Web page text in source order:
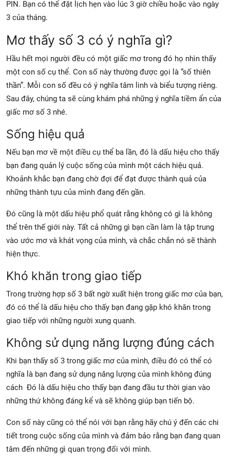
PIN. Bạn có thể đặt lịch hẹn vào lúc 3 giờ chiều hoặc vào ngày
3 của tháng.
Mơ thấy số 3 có ý nghĩa gì?
Hầu hết mọi người đều có một giấc mơ trong đó họ nhìn thấy
một con số cụ thể. Con số này thường được gọi là “số thiên
thần”. Mỗi con số đều có ý nghĩa tâm linh và biểu tượng riêng.
Sau đây, chúng ta sẽ cùng khám phá những ý nghĩa tiềm ẩn của
giấc mơ số 3 nhé.
Sống hiệu quả
Nếu bạn mơ về một điều cụ thể ba lần, đó là dấu hiệu cho thấy
bạn đang quản lý cuộc sống của mình một cách hiệu quả.
Khoảnh khắc bạn đang chờ đợi để đạt được thành quả của
những thành tựu của mình đang đến gần.
Đó cũng là một dấu hiệu phổ quát rằng không có gì là không
thể trên thế giới này. Tất cả những gì bạn cần làm là tập trung
vào ước mơ và khát vọng của mình, và chắc chắn nó sẽ thành
hiện thực.
Khó khăn trong giao tiếp
Trong trường hợp số 3 bất ngờ xuất hiện trong giấc mơ của bạn,
đó có thể là dấu hiệu cho thấy bạn đang gặp khó khăn trong
giao tiếp với những người xung quanh.
Không sử dụng năng lượng đúng cách
Khi bạn thấy số 3 trong giấc mơ của mình, điều đó có thể có
nghĩa là bạn đang sử dụng năng lượng của mình không đúng
cách Đó là dấu hiệu cho thấy bạn đang đầu tư thời gian vào
những thứ không đáng kể và sẽ không giúp bạn tiến bộ.
Con số này cũng có thể nói với bạn rằng hãy chú ý đến các chi
tiết trong cuộc sống của mình và đảm bảo rằng bạn đang quan
tâm đến những gì quan trọng đối với mình.